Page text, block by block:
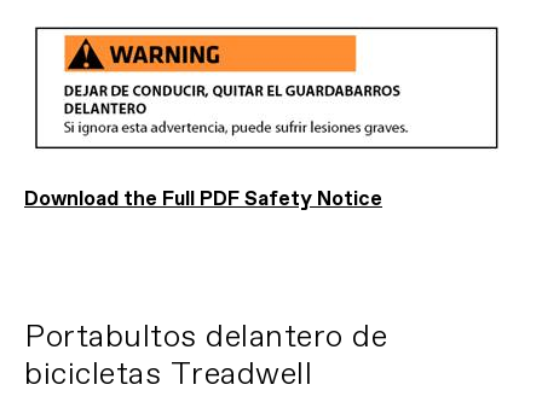
Download the Full PDF Safety Notice
Portabultos delantero de
bicicletas Treadwell